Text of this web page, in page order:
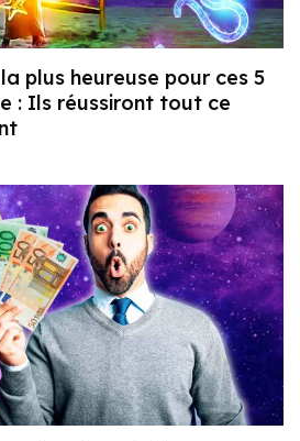
plus heureuse pour ces 5
: Ils réussiront tout ce